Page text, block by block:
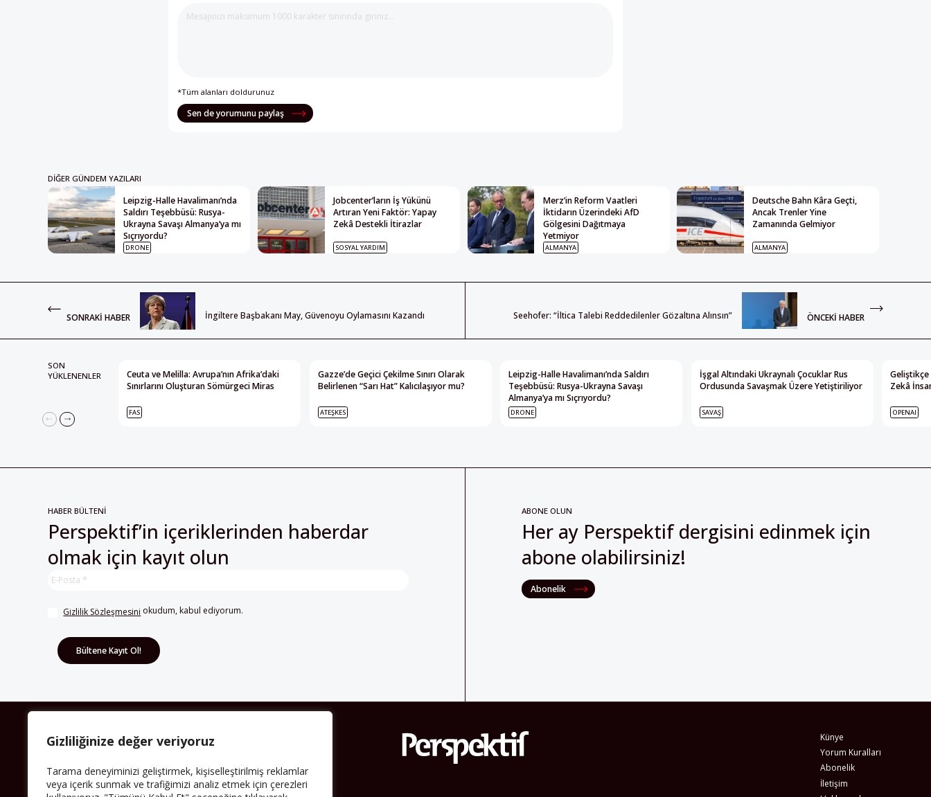
Gizliliğinize değer veriyoruz
Tarama deneyiminizi geliştirmek, kişiselleştirilmiş reklamlar
veya içerik sunmak ve trafiğimizi analiz etmek için çerezleri
*Tüm alanları doldurunuz
Sen de yorumunu paylaş
DIĞER GÜNDEM YAZILARI
Leipzig-Halle Havalimanı’nda
Saldırı Teşebbüsü: Rusya-
Ukrayna Savaşı Almanya’ya mı
Sıçrıyordu?
DRONE
Jobcenter’ların İş Yükünü
Artıran Yeni Faktör: Yapay
Zekâ Destekli İtirazlar
SOSYAL YARDIM
Merz’in Reform Vaatleri
İktidarın Üzerindeki AfD
Gölgesini Dağıtmaya
Yetmiyor
ALMANYA
Deutsche Bahn Kâra Geçti,
Ancak Trenler Yine
Zamanında Gelmiyor
ALMANYA
SONRAKI HABER İngiltere Başbakanı May, Güvenoyu Oylamasını Kazandı Seehofer: “İltica Talebi Reddedilenler Gözaltına Alınsın” ÖNCEKI HABER
SON
YÜKLENENLER
Ceuta ve Melilla: Avrupa’nın Afrika’daki
Sınırlarını Oluşturan Sömürgeci Miras
FAS
Gazze’de Geçici Çekilme Sınırı Olarak
Belirlenen “Sarı Hat” Kalıcılaşıyor mu?
ATEŞKES
Leipzig-Halle Havalimanı’nda Saldırı
Teşebbüsü: Rusya-Ukrayna Savaşı
Almanya’ya mı Sıçrıyordu?
DRONE
İşgal Altındaki Ukraynalı Çocuklar Rus
Ordusunda Savaşmak Üzere Yetiştiriliyor
SAVAŞ
Geliştikçe
Zekâ
OPENAI
HABER BÜLTENİ
Perspektif’in içeriklerinden haberdar
olmak için kayıt olun
Gizlilik Sözleşmesini okudum, kabul ediyorum.
ABONE OLUN
Her ay Perspektif dergisini edinmek için
abone olabilirsiniz!
Abonelik
HAKKIMIZDA
Müslümanlar da bulundukları ülkelerde kalıcı hâle
geldiler. Bu durum “vatan”, “aidiyet”, “İslam” ve “Avrupa”
gibi birçok kavramın çift taraflı olarak sorgulanmasına
Künye
Yorum Kuralları
Abonelik
İletişim